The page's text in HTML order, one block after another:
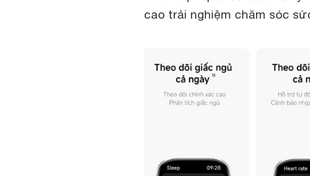
cao trải nghiệm chăm sóc